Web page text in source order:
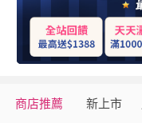
商店推薦 新上市